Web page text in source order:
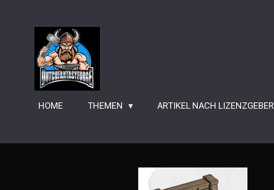
Hauptinhalt
HOME THEMEN ARTIKEL NACH LIZENZGEBER